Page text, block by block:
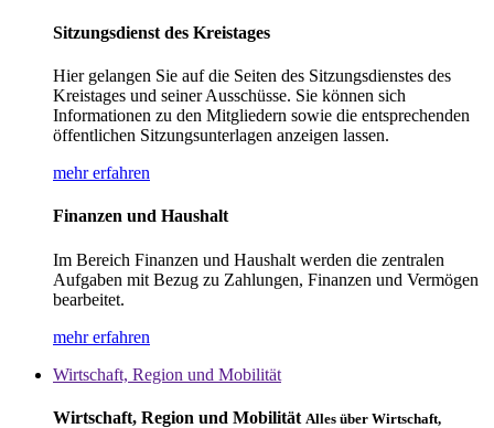
Sitzungsdienst des Kreistages
Hier gelangen Sie auf die Seiten des Sitzungsdienstes des
Kreistages und seiner Ausschüsse. Sie können sich
Informationen zu den Mitgliedern sowie die entsprechenden
öffentlichen Sitzungsunterlagen anzeigen lassen.
mehr erfahren
Finanzen und Haushalt
Im Bereich Finanzen und Haushalt werden die zentralen
Aufgaben mit Bezug zu Zahlungen, Finanzen und Vermögen
bearbeitet.
mehr erfahren
Wirtschaft, Region und Mobilität
Wirtschaft, Region und Mobilität Alles über Wirtschaft,